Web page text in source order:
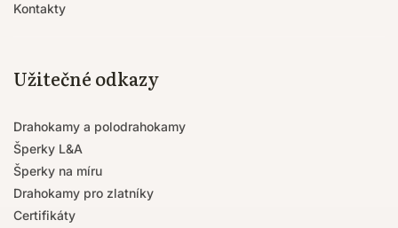
Kontakty
Užitečné odkazy
Drahokamy a polodrahokamy
Šperky L&A
Šperky na míru
Drahokamy pro zlatníky
Certifikáty